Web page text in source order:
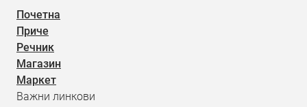
Почетна
Приче
Речник
Магазин
Маркет
Важни линкови